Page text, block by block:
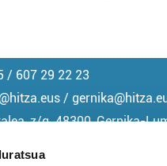
/ 607 29 22 23
/
z/g. 48300, Gernika-